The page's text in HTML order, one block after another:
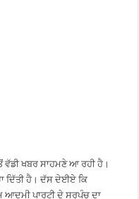
ਵੱਡੀ ਖਬਰ ਸਾਹਮਣੇ ਆ ਰਹੀ ਹੈ।
ਦਿੱਤੀ ਹੈ। ਦੱਸ ਦੇਈਏ ਕਿ
ਆਦਮੀ ਪਾਰਟੀ ਦੇ ਸਰਪੰਚ ਦਾ